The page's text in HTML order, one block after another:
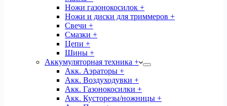
Ножи газонокосилок +
Ножи и диски для триммеров +
Свечи +
Смазки +
Цепи +
Шины +
Аккумуляторная техника +
Акк. Аэраторы +
Акк. Воздуходувки +
Акк. Газонокосилки +
Акк. Кусторезы/ножницы +